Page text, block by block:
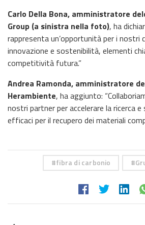
Carlo Della Bona, amministratore
Group (a sinistra nella foto), ha
rappresenta un’opportunità per i nostri
innovazione e sostenibilità, elementi
competitività futura.”
Andrea Ramonda, amministratore
Herambiente, ha aggiunto:
nostri partner per accelerare la ricerca e
efficaci per il recupero dei materiali
fibra di carbonio